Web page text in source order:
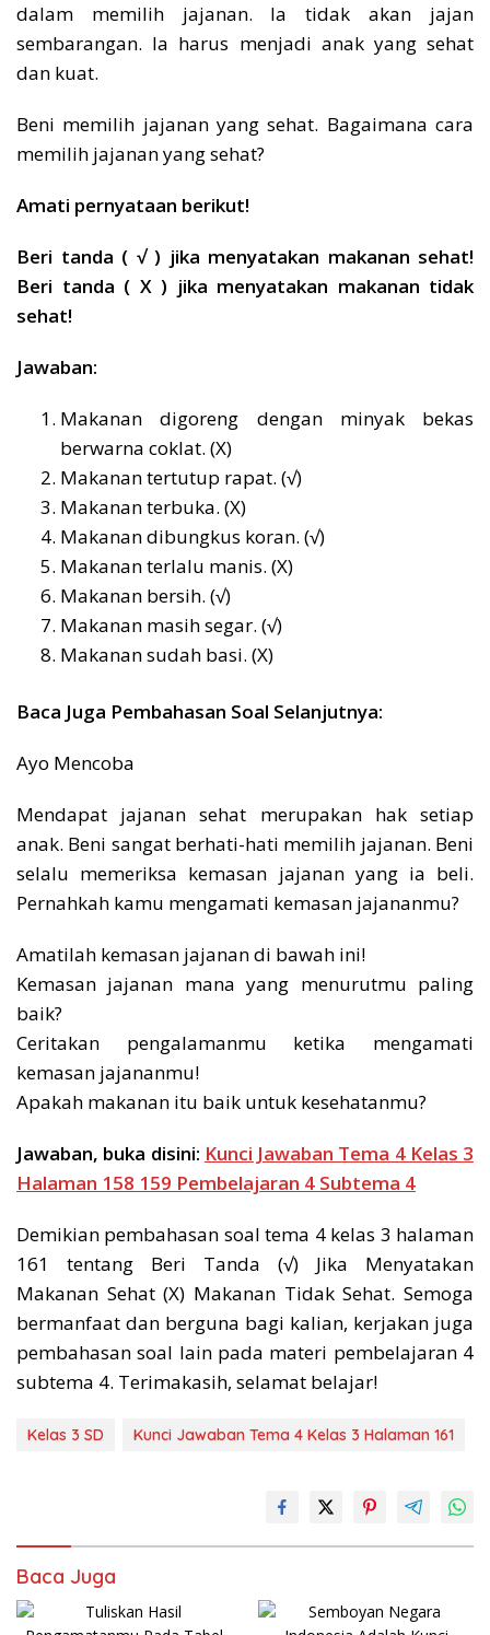
dalam memilih jajanan. Ia tidak akan jajan
sembarangan. Ia harus menjadi anak yang sehat
dan kuat.
Beni memilih jajanan yang sehat. Bagaimana cara
memilih jajanan yang sehat?
Amati pernyataan berikut!
Beri tanda ( √ ) jika menyatakan makanan sehat!
Beri tanda ( X ) jika menyatakan makanan tidak
sehat!
Jawaban:
Makanan digoreng dengan minyak bekas
berwarna coklat. (X)
Makanan tertutup rapat. (√)
Makanan terbuka. (X)
Makanan dibungkus koran. (√)
Makanan terlalu manis. (X)
Makanan bersih. (√)
Makanan masih segar. (√)
Makanan sudah basi. (X)
Baca Juga Pembahasan Soal Selanjutnya:
Ayo Mencoba
Mendapat jajanan sehat merupakan hak setiap
anak. Beni sangat berhati-hati memilih jajanan. Beni
selalu memeriksa kemasan jajanan yang ia beli.
Pernahkah kamu mengamati kemasan jajananmu?
Amatilah kemasan jajanan di bawah ini!
Kemasan jajanan mana yang menurutmu paling
baik?
Ceritakan pengalamanmu ketika mengamati
kemasan jajananmu!
Apakah makanan itu baik untuk kesehatanmu?
Jawaban, buka disini: Kunci Jawaban Tema 4 Kelas 3
Halaman 158 159 Pembelajaran 4 Subtema 4
Demikian pembahasan soal tema 4 kelas 3 halaman
161 tentang Beri Tanda (√) Jika Menyatakan
Makanan Sehat (X) Makanan Tidak Sehat. Semoga
bermanfaat dan berguna bagi kalian, kerjakan juga
pembahasan soal lain pada materi pembelajaran 4
subtema 4. Terimakasih, selamat belajar!
Kelas 3 SD Kunci Jawaban Tema 4 Kelas 3 Halaman 161
Baca Juga